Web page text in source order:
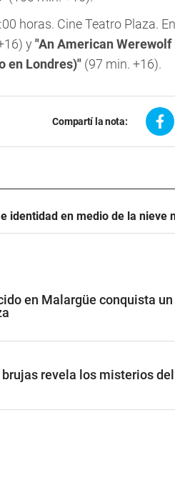
horas. Cine Teatro Plaza.
y "An American
en Londres)" (97 min. +16).
Compartí la nota:
identidad en medio de la nieve
en Malargüe conquista
brujas revela los misterios